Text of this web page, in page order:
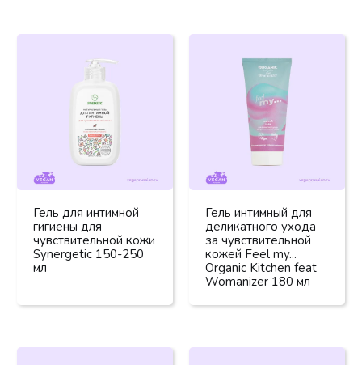
Гель для интимной
гигиены для
чувствительной кожи
Synergetic 150-250
мл
Гель интимный для
деликатного ухода
за чувствительной
кожей Feel my...
Organic Kitchen feat
Womanizer 180 мл